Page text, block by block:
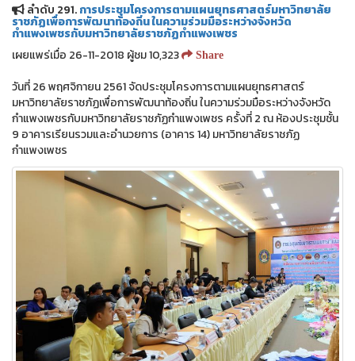
ลำดับ 291.การประชุมโครงการตามแผนยุทธศาสตร์มหาวิทยาลัย
ราชภัฏเพื่อการพัฒนาท้องถิ่น ในความร่วมมือระหว่างจังหวัด
กำแพงเพชรกับมหาวิทยาลัยราชภัฏกำแพงเพชร
เผยแพร่เมื่อ 26-11-2018 ผู้ชม 10,323
Share
วันที่ 26 พฤศจิกายน 2561 จัดประชุมโครงการตามแผนยุทธศาสตร์
มหาวิทยาลัยราชภัฏเพื่อการพัฒนาท้องถิ่น ในความร่วมมือระหว่างจังหวัด
กำแพงเพชรกับมหาวิทยาลัยราชภัฏกำแพงเพชร ครั้งที่ 2 ณ ห้องประชุมชั้น
9 อาคารเรียนรวมและอำนวยการ (อาคาร 14) มหาวิทยาลัยราชภัฏ
กำแพงเพชร